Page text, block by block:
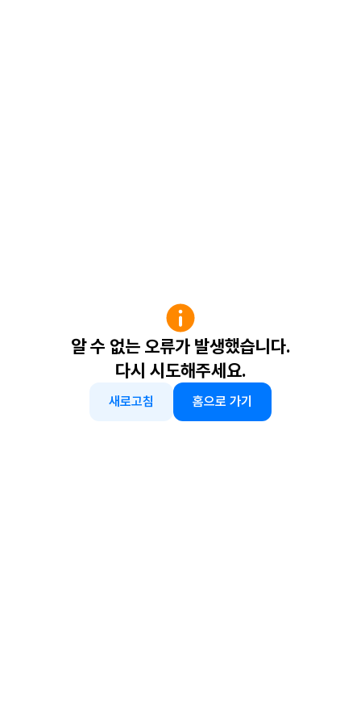
알 수 없는 오류가 발생했습니다.
다시 시도해주세요.
새로고침 홈으로 가기